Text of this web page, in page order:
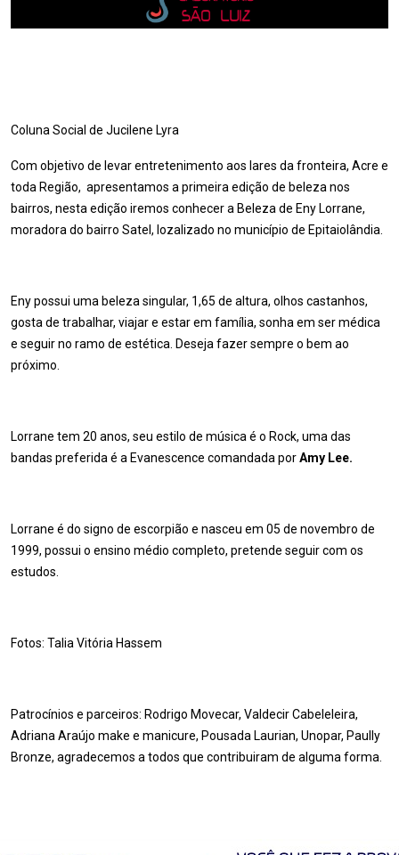
Coluna Social de Jucilene Lyra
Com objetivo de levar entretenimento aos lares da fronteira, Acre e
toda Região, apresentamos a primeira edição de beleza nos
bairros, nesta edição iremos conhecer a Beleza de Eny Lorrane,
moradora do bairro Satel, lozalizado no município de Epitaiolândia.
Eny possui uma beleza singular, 1,65 de altura, olhos castanhos,
gosta de trabalhar, viajar e estar em família, sonha em ser médica
e seguir no ramo de estética. Deseja fazer sempre o bem ao
próximo.
Lorrane tem 20 anos, seu estilo de música é o Rock, uma das
bandas preferida é a Evanescence comandada porAmy Lee.
Lorrane é do signo de escorpião e nasceu em 05 de novembro de
1999, possui o ensino médio completo, pretende seguir com os
estudos.
Fotos: Talia Vitória Hassem
Patrocínios e parceiros: Rodrigo Movecar, Valdecir Cabeleleira,
Adriana Araújo make e manicure, Pousada Laurian, Unopar, Paully
Bronze, agradecemos a todos que contribuiram de alguma forma.